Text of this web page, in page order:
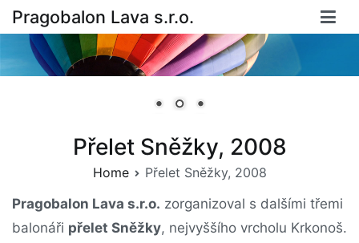
Skip
to
content
Pragobalon Lava s.r.o.
Přelet Sněžky, 2008
Home
Přelet Sněžky, 2008
Pragobalon Lava s.r.o. zorganizoval s dalšími třemi
balonáři přelet Sněžky, nejvyššího vrcholu Krkonoš.